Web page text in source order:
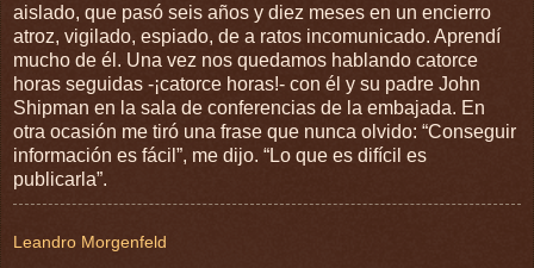
aislado, que pasó seis años y diez meses en un encierro
atroz, vigilado, espiado, de a ratos incomunicado. Aprendí
mucho de él. Una vez nos quedamos hablando catorce
horas seguidas -¡catorce horas!- con él y su padre John
Shipman en la sala de conferencias de la embajada. En
otra ocasión me tiró una frase que nunca olvido: “Conseguir
información es fácil”, me dijo. “Lo que es difícil es
publicarla”.
Leandro Morgenfeld